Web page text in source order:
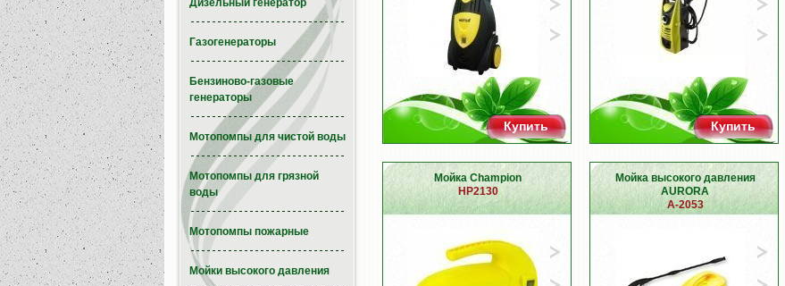
Купить Купить
Мойка Champion
HP2130
Мойка высокого давления
AURORA
A-2053
Дизельный генератор
Газогенераторы
Бензиново-газовые
генераторы
Мотопомпы для чистой воды
Мотопомпы для грязной
воды
Мотопомпы пожарные
Мойки высокого давления